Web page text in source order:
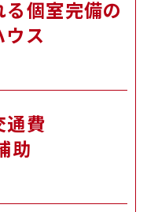
個室完備の
ウス
通費
助